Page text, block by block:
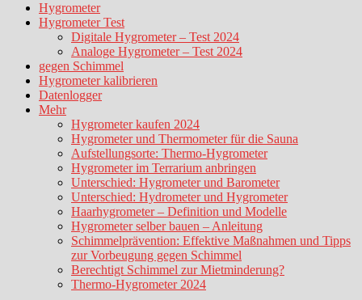
Hygrometer
Hygrometer Test
Digitale Hygrometer – Test 2024
Analoge Hygrometer – Test 2024
gegen Schimmel
Hygrometer kalibrieren
Datenlogger
Mehr
Hygrometer kaufen 2024
Hygrometer und Thermometer für die Sauna
Aufstellungsorte: Thermo-Hygrometer
Hygrometer im Terrarium anbringen
Unterschied: Hygrometer und Barometer
Unterschied: Hydrometer und Hygrometer
Haarhygrometer – Definition und Modelle
Hygrometer selber bauen – Anleitung
Schimmelprävention: Effektive Maßnahmen und Tipps
zur Vorbeugung gegen Schimmel
Berechtigt Schimmel zur Mietminderung?
Thermo-Hygrometer 2024